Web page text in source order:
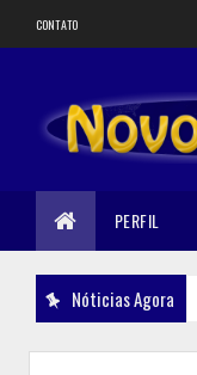
CONTATO
PERFIL
Nóticias Agora